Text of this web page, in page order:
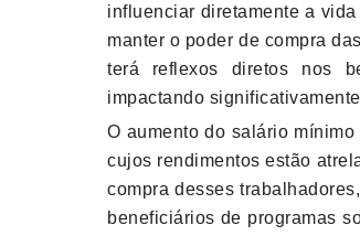
influenciar diretamente a
manter o poder de compra
terá reflexos diretos nos
impactando
O aumento do salário
cujos rendimentos estão
compra desses
beneficiários de programas